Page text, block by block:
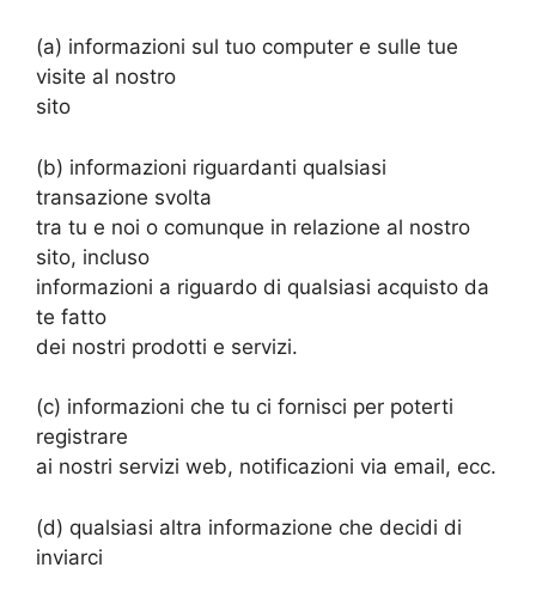
(a) informazioni sul tuo computer e sulle tue
visite al nostro
sito
(b) informazioni riguardanti qualsiasi
transazione svolta
tra tu e noi o comunque in relazione al nostro
sito, incluso
informazioni a riguardo di qualsiasi acquisto da
te fatto
dei nostri prodotti e servizi.
(c) informazioni che tu ci fornisci per poterti
registrare
ai nostri servizi web, notificazioni via email, ecc.
(d) qualsiasi altra informazione che decidi di
inviarci